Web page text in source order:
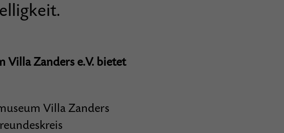
Villa Zanders e.V. bietet
Villa Zanders